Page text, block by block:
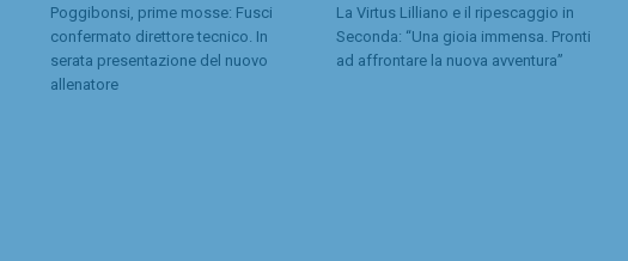
Poggibonsi, prime mosse: Fusci
confermato direttore tecnico. In
serata presentazione del nuovo
allenatore
La Virtus Lilliano e il ripescaggio in
Seconda: “Una gioia immensa. Pronti
ad affrontare la nuova avventura”